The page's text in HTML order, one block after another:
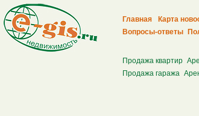
Главная
Карта
Вопросы-ответы
Продажа квартир
Продажа гаража